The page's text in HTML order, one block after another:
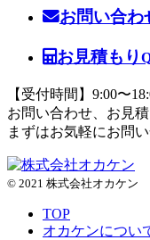
お問い合わ
お見積もり
【受付時間】9:00〜
お問い合わせ、お見
まずはお気軽にお問
© 2021 株式会社オカケン
TOP
オカケンについ